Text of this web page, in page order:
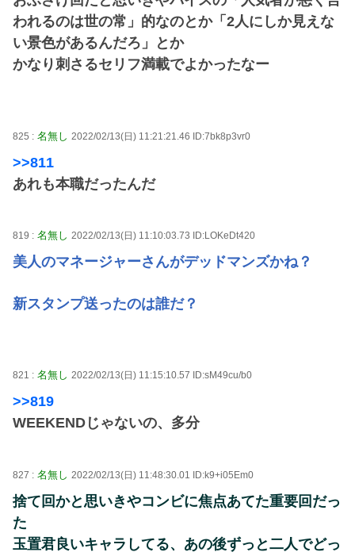
われるのは世の常」的なのとか「2人にしか見えな
い景色があるんだろ」とか
かなり刺さるセリフ満載でよかったなー
825 : 名無し 2022/02/13(日) 11:21:21.46 ID:7bk8p3vr0
>>811
あれも本職だったんだ
819 : 名無し 2022/02/13(日) 11:10:03.73 ID:LOKeDt420
美人のマネージャーさんがデッドマンズかね？
新スタンプ送ったのは誰だ？
821 : 名無し 2022/02/13(日) 11:15:10.57 ID:sM49cu/b0
>>819
WEEKENDじゃないの、多分
827 : 名無し 2022/02/13(日) 11:48:30.01 ID:k9+i05Em0
捨て回かと思いきやコンビに焦点あてた重要回だっ
た
玉置君良いキャラしてる、あの後ずっと二人でどっ